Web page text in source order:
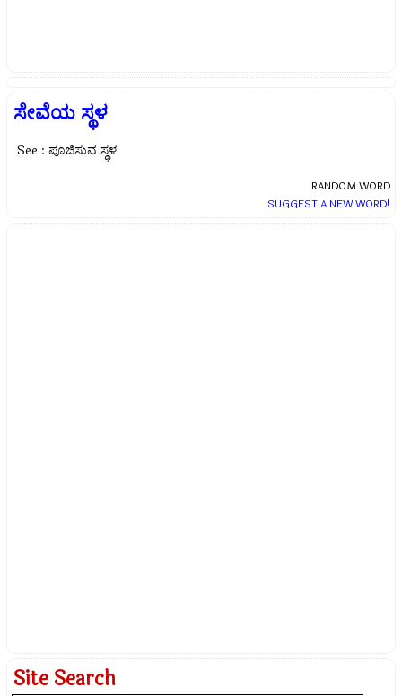
ಸೇವೆಯ ಸ್ಥಳ
See : ಪೂಜಿಸುವ ಸ್ಥಳ
RANDOM WORD
SUGGEST A NEW WORD!
Site Search